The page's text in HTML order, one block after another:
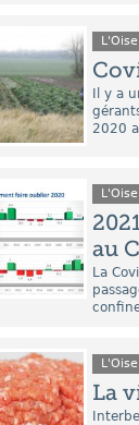
Il y a
2020
au
La
La